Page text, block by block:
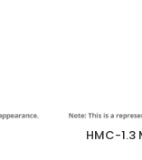
HMC-1.3